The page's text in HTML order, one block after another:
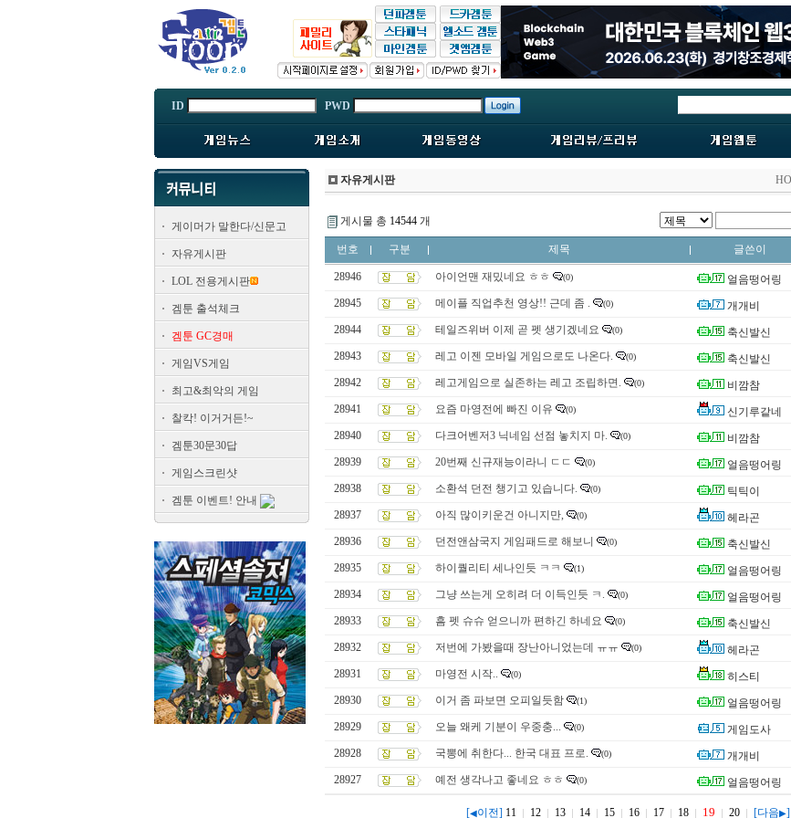
ID PWD
게이머가 말한다/신문고
자유게시판
LOL 전용게시판
겜툰 출석체크
겜툰 GC경매
게임VS게임
최고&최악의 게임
찰칵! 이거거든!~
겜툰30문30답
게임스크린샷
겜툰 이벤트! 안내
자유게시판
게시물 총 14544 개
번호 구분 제목 글쓴이
28946 아이언맨 재밌네요 ㅎㅎ (0) 얼음떵어링
28945 메이플 직업추천 영상!! 근데 좀 . (0) 개개비
28944 테일즈위버 이제 곧 펫 생기겠네요 (0) 축신발신
28943 레고 이젠 모바일 게임으로도 나온다. (0) 축신발신
28942 레고게임으로 실존하는 레고 조립하면. (0) 비깜참
28941 요즘 마영전에 빠진 이유 (0) 신기루같네
28940 다크어벤저3 닉네임 선점 놓치지 마. (0) 비깜참
28939 20번째 신규재능이라니 ㄷㄷ (0) 얼음떵어링
28938 소환석 던전 챙기고 있습니다. (0) 틱틱이
28937 아직 많이키운건 아니지만, (0) 헤라곤
28936 던전앤삼국지 게임패드로 해보니 (0) 축신발신
28935 하이퀄리티 세나인듯 ㅋㅋ (1) 얼음떵어링
28934 그냥 쓰는게 오히려 더 이득인듯 ㅋ. (0) 얼음떵어링
28933 흠 펫 슈슈 얻으니까 편하긴 하네요 (0) 축신발신
28932 저번에 가봤을때 장난아니었는데 ㅠㅠ (0) 헤라곤
28931 마영전 시작.. (0) 히스티
28930 이거 좀 파보면 오피일듯함 (1) 얼음떵어링
28929 오늘 왜케 기분이 우중충... (0) 게임도사
28928 국뽕에 취한다... 한국 대표 프로. (0) 개개비
28927 예전 생각나고 좋네요 ㅎㅎ (0) 얼음떵어링
[◀이전] 11 12 13 14 15 16 17 18 19 20 [다음▶]